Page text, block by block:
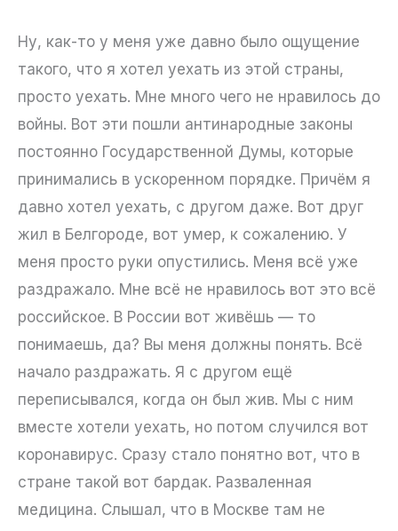
Ну, как-то у меня уже давно было ощущение
такого, что я хотел уехать из этой страны,
просто уехать. Мне много чего не нравилось до
войны. Вот эти пошли антинародные законы
постоянно Государственной Думы, которые
принимались в ускоренном порядке. Причём я
давно хотел уехать, с другом даже. Вот друг
жил в Белгороде, вот умер, к сожалению. У
меня просто руки опустились. Меня всё уже
раздражало. Мне всё не нравилось вот это всё
российское. В России вот живёшь — то
понимаешь, да? Вы меня должны понять. Всё
начало раздражать. Я с другом ещё
переписывался, когда он был жив. Мы с ним
вместе хотели уехать, но потом случился вот
коронавирус. Сразу стало понятно вот, что в
стране такой вот бардак. Разваленная
медицина. Слышал, что в Москве там не